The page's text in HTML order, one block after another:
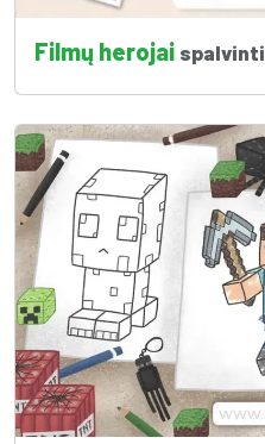
Filmų herojai spalvinti